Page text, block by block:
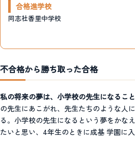
合格進学校
同志社香里中学校
不合格から勝ち取った合格
私の将来の夢は、小学校の先生になること
の先生にあこがれ、先生たちのような人
る。小学校の先生になるという夢をかな
たいと思い、4年生のときに成基 学園に入